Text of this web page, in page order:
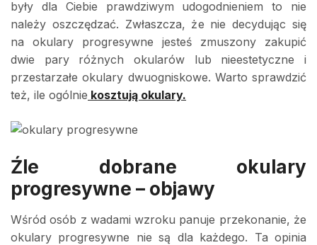
były dla Ciebie prawdziwym udogodnieniem to nie
należy oszczędzać. Zwłaszcza, że nie decydując się
na okulary progresywne jesteś zmuszony zakupić
dwie pary różnych okularów lub nieestetyczne i
przestarzałe okulary dwuogniskowe. Warto sprawdzić
też, ile ogólnie kosztują okulary.
Źle dobrane okulary
progresywne – objawy
Wśród osób z wadami wzroku panuje przekonanie, że
okulary progresywne nie są dla każdego. Ta opinia